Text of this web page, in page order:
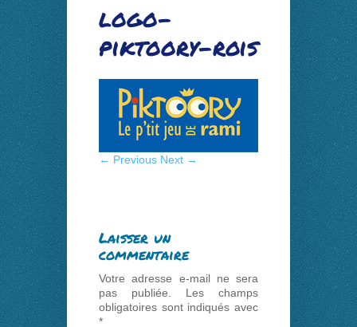
logo-
piktoory-rois
← Previous Next →
Laisser un
commentaire
Votre adresse e-mail ne sera
pas publiée.
Les champs
obligatoires sont indiqués avec
*